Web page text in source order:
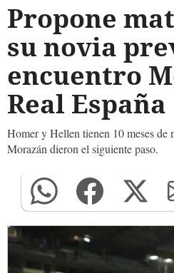
Propone
su novia
encuentro
Real España
Homer y Hellen tienen 10 meses de
Morazán dieron el siguiente paso.